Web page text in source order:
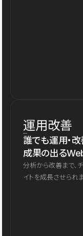
運用改善
誰でも運用・
成果の出る
分析から改善まで、
イトを成長させられま